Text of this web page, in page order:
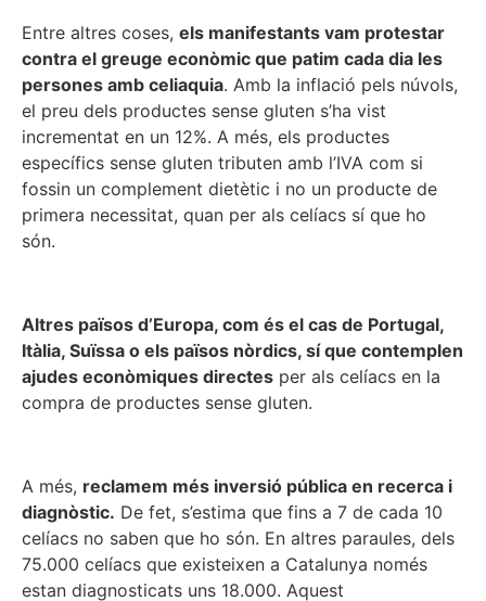
Entre altres coses, els manifestants vam protestar
contra el greuge econòmic que patim cada dia les
persones amb celiaquia. Amb la inflació pels núvols,
el preu dels productes sense gluten s’ha vist
incrementat en un 12%. A més, els productes
específics sense gluten tributen amb l’IVA com si
fossin un complement dietètic i no un producte de
primera necessitat, quan per als celíacs sí que ho
són.
Altres països d’Europa, com és el cas de Portugal,
Itàlia, Suïssa o els països nòrdics, sí que contemplen
ajudes econòmiques directes per als celíacs en la
compra de productes sense gluten.
A més, reclamem més inversió pública en recerca i
diagnòstic. De fet, s’estima que fins a 7 de cada 10
celíacs no saben que ho són. En altres paraules, dels
75.000 celíacs que existeixen a Catalunya només
estan diagnosticats uns 18.000. Aquest